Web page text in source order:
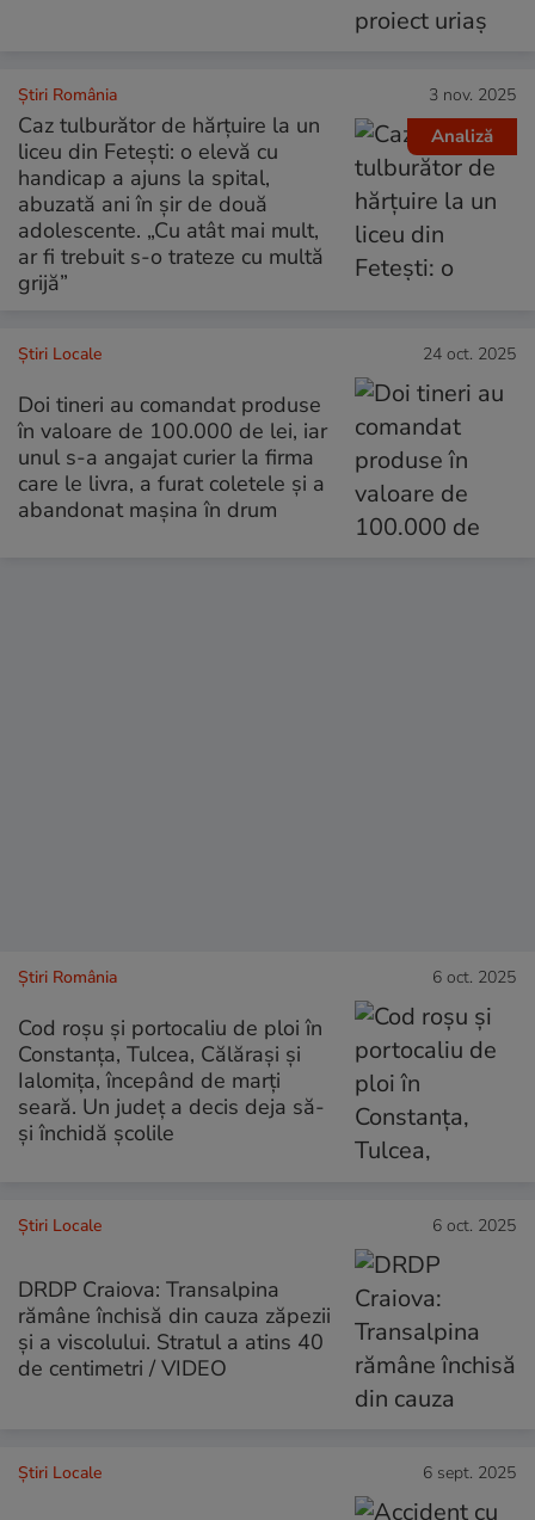
Analiză
Știri România 3 nov. 2025
Caz tulburător de hărțuire la un
liceu din Fetești: o elevă cu
handicap a ajuns la spital,
abuzată ani în șir de două
adolescente. „Cu atât mai mult,
ar fi trebuit s-o trateze cu multă
grijă”
Știri Locale 24 oct. 2025
Doi tineri au comandat produse
în valoare de 100.000 de lei, iar
unul s-a angajat curier la firma
care le livra, a furat coletele și a
abandonat mașina în drum
Știri România 6 oct. 2025
Cod roșu și portocaliu de ploi în
Constanța, Tulcea, Călărași și
Ialomița, începând de marți
seară. Un județ a decis deja să-
și închidă școlile
Știri Locale 6 oct. 2025
DRDP Craiova: Transalpina
rămâne închisă din cauza zăpezii
și a viscolului. Stratul a atins 40
de centimetri / VIDEO
Știri Locale 6 sept. 2025